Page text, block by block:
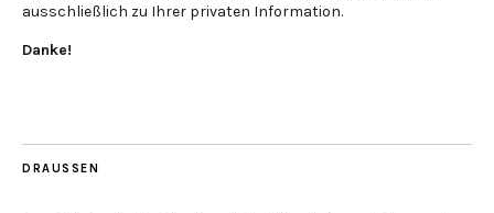
ausschließlich zu Ihrer privaten Information.
Danke!
DRAUSSEN